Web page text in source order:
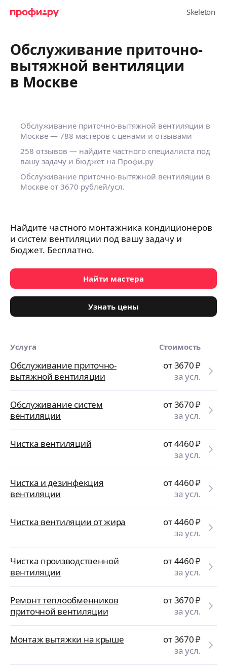
Обслуживание приточно-
вытяжной вентиляции
в Москве
Обслуживание приточно-вытяжной вентиляции в
Москве — 788 мастеров с ценами и отзывами
258 отзывов — найдите частного специалиста под
вашу задачу и бюджет на Профи.ру
Обслуживание приточно-вытяжной вентиляции в
Москве от 3670 рублей/усл.
Найдите частного монтажника кондиционеров
и систем вентиляции под вашу задачу и
бюджет. Бесплатно.
Найти мастера
Узнать цены
Услуга Стоимость
Обслуживание приточно-
вытяжной вентиляции
от 3670₽
за усл.
Обслуживание систем
вентиляции
от 3670₽
за усл.
Чистка вентиляций от 4460₽
за усл.
Чистка и дезинфекция
вентиляции
от 4460₽
за усл.
Чистка вентиляции от жира от 4460₽
за усл.
Чистка производственной
вентиляции
от 4460₽
за усл.
Ремонт теплообменников
приточной вентиляции
от 3670₽
за усл.
Монтаж вытяжки на крыше от 3670₽
за усл.